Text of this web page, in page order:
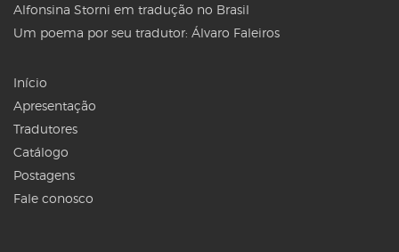
Alfonsina Storni em tradução no Brasil
Um poema por seu tradutor: Álvaro Faleiros
Início
Apresentação
Tradutores
Catálogo
Postagens
Fale conosco